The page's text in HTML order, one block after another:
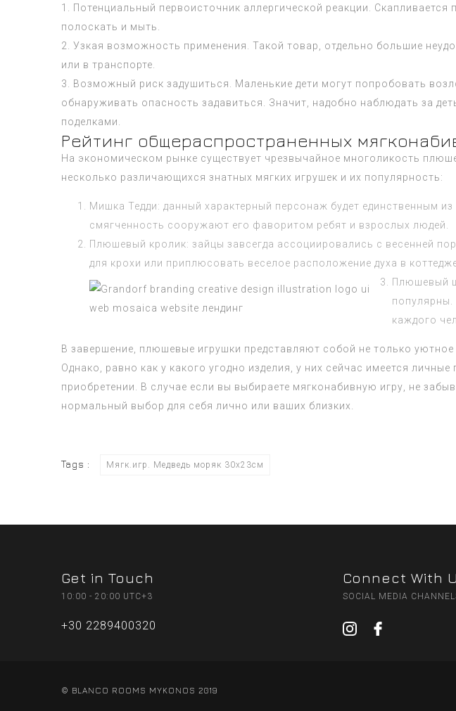
1. Потенциальный первоисточник аллергической реакции.
полоскать и мыть.
2. Узкая возможность применения. Такой товар, отдельно большие
или в транспорте.
3. Возможный риск задушиться. Маленькие дети могут попробовать
обнаруживать опасность задавиться. Значит, надобно наблюдать за
поделками.
Рейтинг общераспространенных
На экономическом рынке существует чрезвычайное многоликость
несколько различающихся знатных мягких игрушек и их популярность:
Мишка Тедди: данный характерный персонаж будет единственным
смягченность сооружают его фаворитом ребят и взрослых людей.
Плюшевый кролик: зайцы завсегда ассоциировались с весенней
для крохи или приплюсовать веселое расположение духа в
Плюшевый
популярны.
каждого
В завершение, плюшевые игрушки представляют собой не только
Однако, равно как у какого угодно изделия, у них сейчас имеется
приобретении. В случае если вы выбираете мягконабивную игру, не
нормальный выбор для себя лично или ваших близких.
Tags : Мягк.игр. Медведь моряк 30х23см
Get in Touch
10:00 - 20:00 UTC+3
+30 2289400320
Connect With
SOCIAL MEDIA
© BLANCO ROOMS MYKONOS 2019